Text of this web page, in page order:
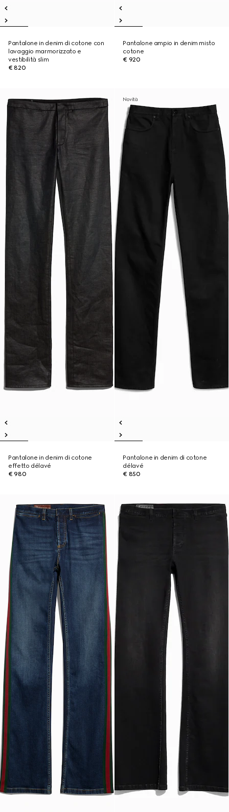
Pantalone in denim di cotone con
lavaggio marmorizzato e
vestibilità slim
€ 820
Pantalone ampio in denim misto
cotone
€ 920
Pantalone in denim di cotone
effetto délavé
€ 980
Novità
Pantalone in denim di cotone
délavé
€ 850